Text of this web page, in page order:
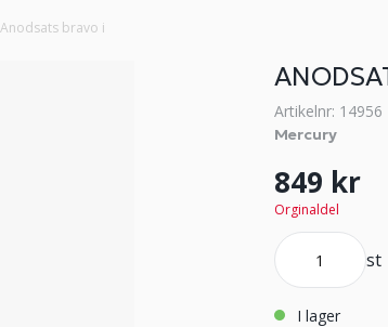
Anodsats bravo i
Artikelnr: 14956
Mercury
849 kr
Orginaldel
st
i lager